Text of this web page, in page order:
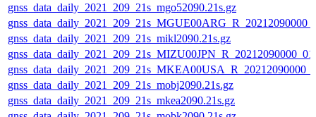
gnss_data_daily_2021_209_21s_mgo52090.21s.gz
gnss_data_daily_2021_209_21s_mikl2090.21s.gz
gnss_data_daily_2021_209_21s_mobj2090.21s.gz
gnss_data_daily_2021_209_21s_mkea2090.21s.gz